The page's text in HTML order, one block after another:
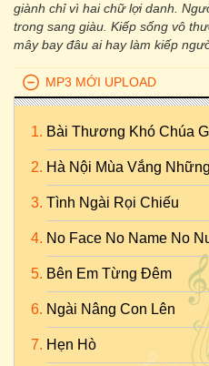
giành chỉ vì hai chữ lợi danh.
trong sang giàu. Kiếp sống vô
mây bay đâu ai hay làm kiếp
MP3 MỚI UPLOAD
Bài Thương Khó Chúa
Hà Nội Mùa Vắng
Tình Ngài Rọi Chiếu
No Face No Name No
Bên Em Từng Đêm
Ngài Nâng Con Lên
Hẹn Hò